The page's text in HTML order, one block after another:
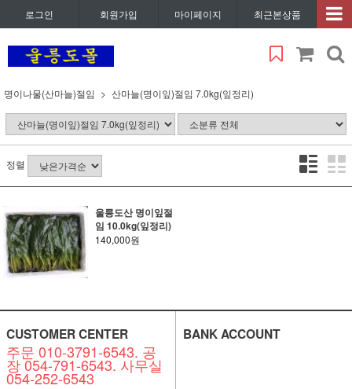
로그인 회원가입 마이페이지 최근본상품
명이나물(산마늘)절임 산마늘(명이잎)절임 7.0kg(잎정리)
정렬
울릉도산 명이잎절
임 10.0kg(잎정리)
140,000원
CUSTOMER CENTER
주문 010-3791-6543. 공
장 054-791-6543. 사무실
054-252-6543
BANK ACCOUNT